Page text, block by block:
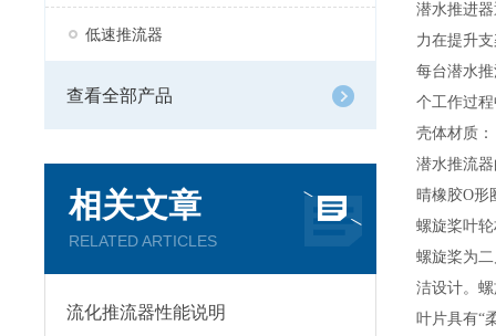
低速推流器
查看全部产品
相关文章
RELATED ARTICLES
流化推流器性能说明
潜水推进
力在提升
每台潜水
个工作过
壳体材质：
潜水推流
晴橡胶O形
螺旋桨叶
螺旋桨为
洁设计。
叶片具有“